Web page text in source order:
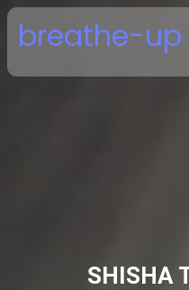
Skip
content
breathe-up
SHISHA